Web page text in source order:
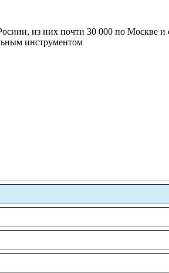
из них почти 30 000 по Москве
инструментом